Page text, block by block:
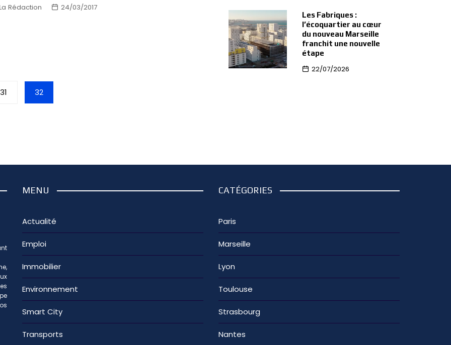
Rédaction 24/03/2017
31 32
Les Fabriques :
l’écoquartier au cœur
du nouveau Marseille
franchit une nouvelle
étape
22/07/2026
MENU
Actualité
Emploi
Immobilier
Environnement
Smart City
Transports
CATÉGORIES
Paris
Marseille
Lyon
Toulouse
Strasbourg
Nantes